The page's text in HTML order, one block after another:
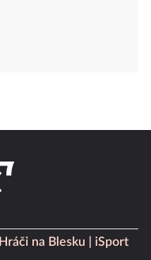
Hráči na Blesku
iSport